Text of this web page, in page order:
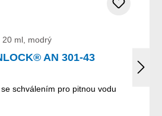
20 ml, modrý
AN 301-43
schválením pro pitnou vodu